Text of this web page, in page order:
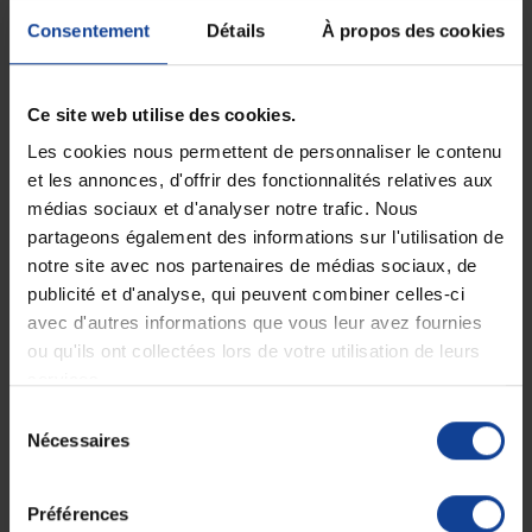
Consentement Détails À propos des cookies
Ce site web utilise des cookies.
Les cookies nous permettent de personnaliser le contenu
et les annonces, d'offrir des fonctionnalités relatives aux
médias sociaux et d'analyser notre trafic. Nous
partageons également des informations sur l'utilisation de
notre site avec nos partenaires de médias sociaux, de
publicité et d'analyse, qui peuvent combiner celles-ci
avec d'autres informations que vous leur avez fournies
ou qu'ils ont collectées lors de votre utilisation de leurs
Nécessaires
Préférences
EN STOCK
Marchepied antidérapant
Aquatec® Step
43,90 €
EN STOCK
Marche de baignoire
antidérapante SKY
28,90 €